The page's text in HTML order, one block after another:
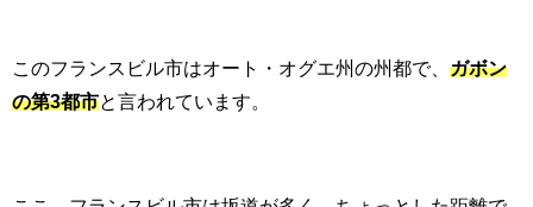
このフランスビル市はオート・オグエ州の州都で、 ガボン
の第3都市と言われています。